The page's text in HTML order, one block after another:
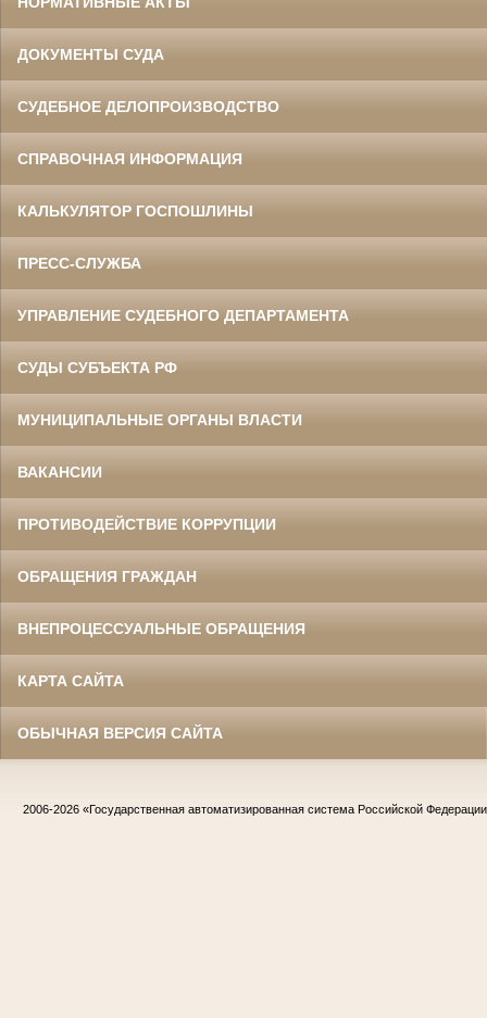
ДОКУМЕНТЫ СУДА
СУДЕБНОЕ ДЕЛОПРОИЗВОДСТВО
СПРАВОЧНАЯ ИНФОРМАЦИЯ
КАЛЬКУЛЯТОР ГОСПОШЛИНЫ
ПРЕСС-СЛУЖБА
УПРАВЛЕНИЕ СУДЕБНОГО ДЕПАРТАМЕНТА
СУДЫ СУБЪЕКТА РФ
МУНИЦИПАЛЬНЫЕ ОРГАНЫ ВЛАСТИ
ВАКАНСИИ
ПРОТИВОДЕЙСТВИЕ КОРРУПЦИИ
ОБРАЩЕНИЯ ГРАЖДАН
ВНЕПРОЦЕССУАЛЬНЫЕ ОБРАЩЕНИЯ
КАРТА САЙТА
ОБЫЧНАЯ ВЕРСИЯ САЙТА
2006-2026 «Государственная автоматизированная система Российской